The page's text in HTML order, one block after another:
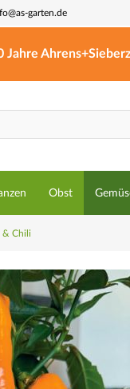
garten.de
Jahre
Obst
& Chili